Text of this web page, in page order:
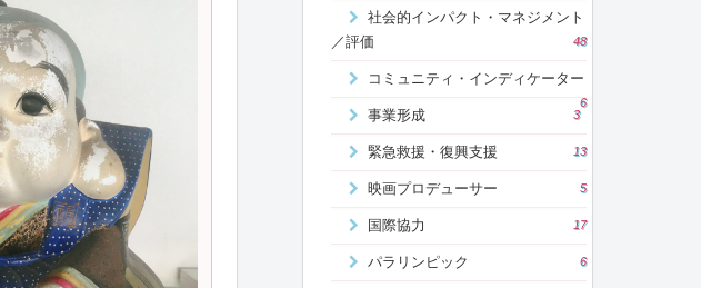
社会的インパクト・マネジメント
／評価
48
コミュニティ・インディケーター
6
事業形成 3
緊急救援・復興支援 13
映画プロデューサー 5
国際協力 17
パラリンピック 6